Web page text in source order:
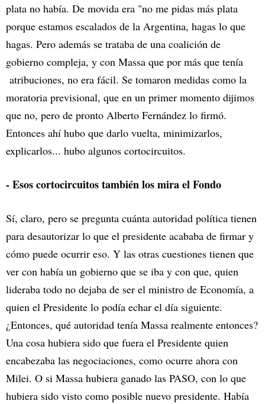
plata no había. De movida era "no me pidas más plata
porque estamos escalados de la Argentina, hagas lo que
hagas. Pero además se trataba de una coalición de
gobierno compleja, y con Massa que por más que tenía
atribuciones, no era fácil. Se tomaron medidas como la
moratoria previsional, que en un primer momento dijimos
que no, pero de pronto Alberto Fernández lo firmó.
Entonces ahí hubo que darlo vuelta, minimizarlos,
explicarlos... hubo algunos cortocircuitos.
- Esos cortocircuitos también los mira el Fondo
Sí, claro, pero se pregunta cuánta autoridad política tienen
para desautorizar lo que el presidente acababa de firmar y
cómo puede ocurrir eso. Y las otras cuestiones tienen que
ver con había un gobierno que se iba y con que, quien
lideraba todo no dejaba de ser el ministro de Economía, a
quien el Presidente lo podía echar el día siguiente.
¿Entonces, qué autoridad tenía Massa realmente entonces?
Una cosa hubiera sido que fuera el Presidente quien
encabezaba las negociaciones, como ocurre ahora con
Milei. O si Massa hubiera ganado las PASO, con lo que
hubiera sido visto como posible nuevo presidente. Había